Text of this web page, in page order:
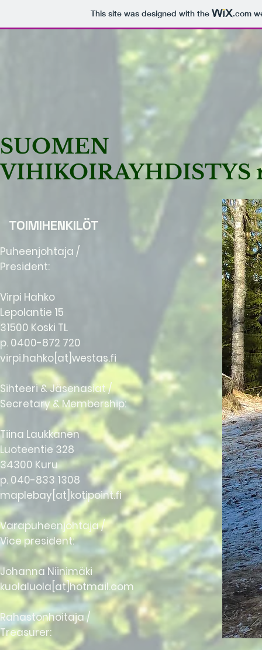
This site was designed with the .com
SUOMEN
VIHIKOIRAYHDISTYS
TOIMIHENKILÖT
Puheenjohtaja /
President:
Virpi Hahko
Lepolantie 15
31500 Koski TL
p. 0400-872 720
virpi.hahko[at]westas.fi
Sihteeri & Jäsenasiat /
Secretary & Membership:
Tiina Laukkanen
Luoteentie 328
34300 Kuru
p. 040-833 1308
maplebay[at]kotipoint.fi
Varapuheenjohtaja /
Vice president:
Johanna Niinimäki
kuolaluola[at]hotmail.com
Rahastonhoitaja /
Treasurer: